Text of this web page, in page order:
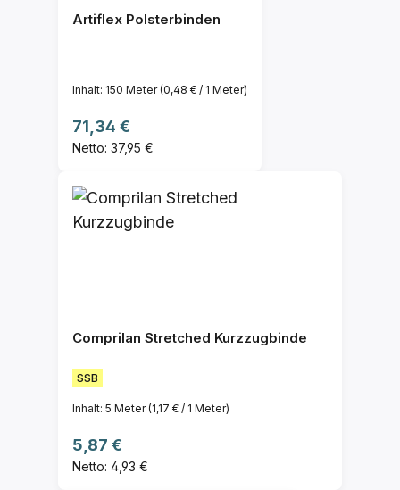
Artiflex Polsterbinden
Inhalt: 150 Meter(0,48 € / 1 Meter)
Regulärer Preis:
71,34 €
Netto: 37,95 €
Comprilan Stretched Kurzzugbinde
SSB
Inhalt: 5 Meter(1,17 € / 1 Meter)
Regulärer Preis:
5,87 €
Netto: 4,93 €